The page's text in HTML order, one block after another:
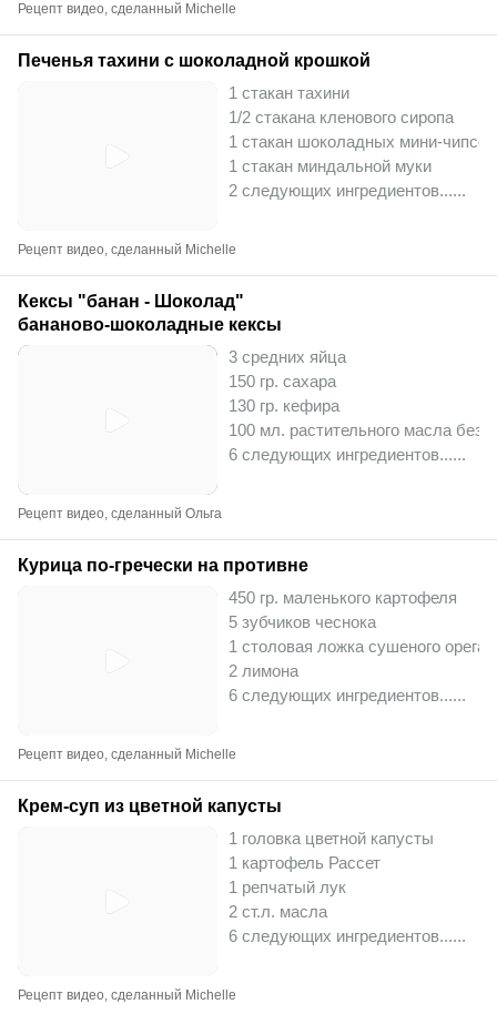
Рецепт видео, сделанный Michelle
Печенья тахини с шоколадной крошкой
1 стакан тахини
1/2 стакана кленового сиропа
1 стакан шоколадных мини-чипсов
1 стакан миндальной муки
2 следующих ингредиентов......
Рецепт видео, сделанный Michelle
Кексы "банан - Шоколад"
бананово-шоколадные кексы
3 средних яйца
150 гр. сахара
130 гр. кефира
100 мл. растительного масла без
6 следующих ингредиентов......
Рецепт видео, сделанный Ольга
Курица по-гречески на противне
450 гр. маленького картофеля
5 зубчиков чеснока
1 столовая ложка сушеного
2 лимона
6 следующих ингредиентов......
Рецепт видео, сделанный Michelle
Крем-суп из цветной капусты
1 головка цветной капусты
1 картофель Рассет
1 репчатый лук
2 ст.л. масла
6 следующих ингредиентов......
Рецепт видео, сделанный Michelle